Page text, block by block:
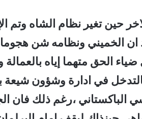
حين تغير نظام الشاه وتم
ان الخميني ونظامه شن
ضياء الحق متهما إياه بالعمالة
في ادارة وشؤون
الباكستاني ،رغم ذلك فان